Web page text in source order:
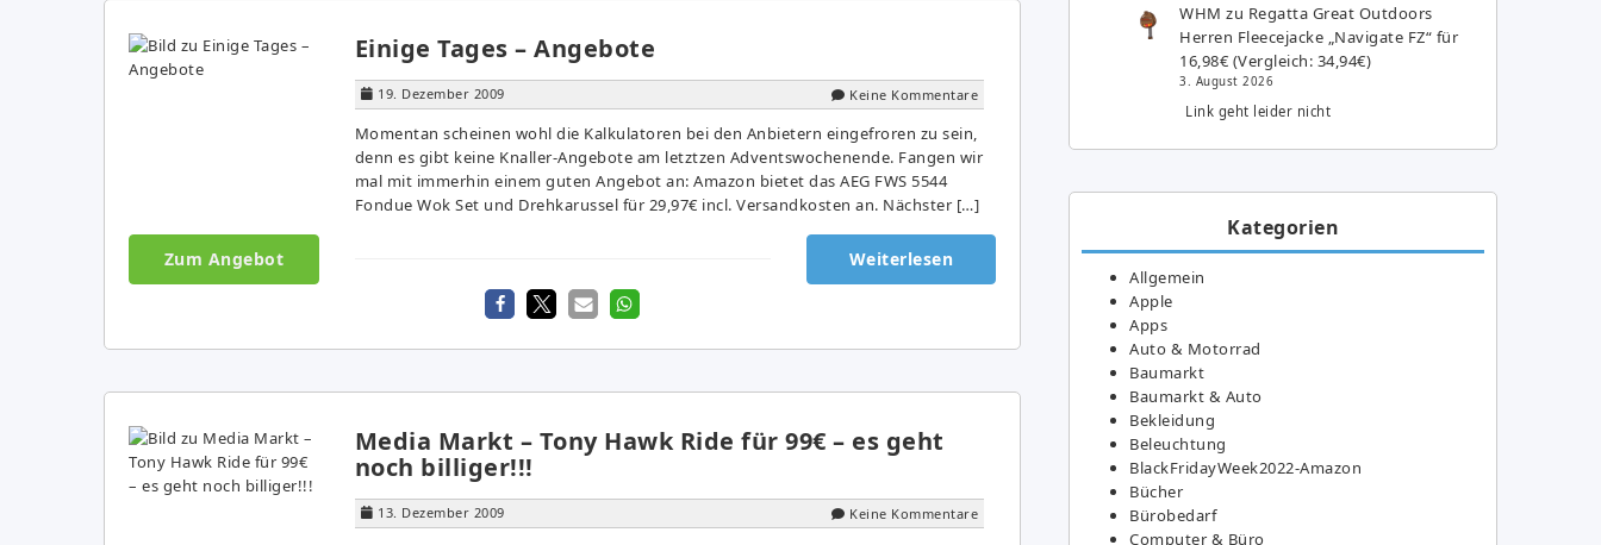
Einige Tages – Angebote
19. Dezember 2009 Keine Kommentare
Momentan scheinen wohl die Kalkulatoren bei den Anbietern eingefroren zu sein,
denn es gibt keine Knaller-Angebote am letztzen Adventswochenende. Fangen wir
mal mit immerhin einem guten Angebot an: Amazon bietet das AEG FWS 5544
Fondue Wok Set und Drehkarussel für 29,97€ incl. Versandkosten an. Nächster […]
Zum Angebot Weiterlesen
Media Markt – Tony Hawk Ride für 99€ – es geht
noch billiger!!!
13. Dezember 2009 Keine Kommentare
WHM zu Regatta Great Outdoors
Herren Fleecejacke „Navigate FZ“ für
16,98€ (Vergleich: 34,94€)
3. August 2026
Link geht leider nicht
Kategorien
Allgemein
Apple
Apps
Auto & Motorrad
Baumarkt
Baumarkt & Auto
Bekleidung
Beleuchtung
BlackFridayWeek2022-Amazon
Bücher
Bürobedarf
Computer & Büro